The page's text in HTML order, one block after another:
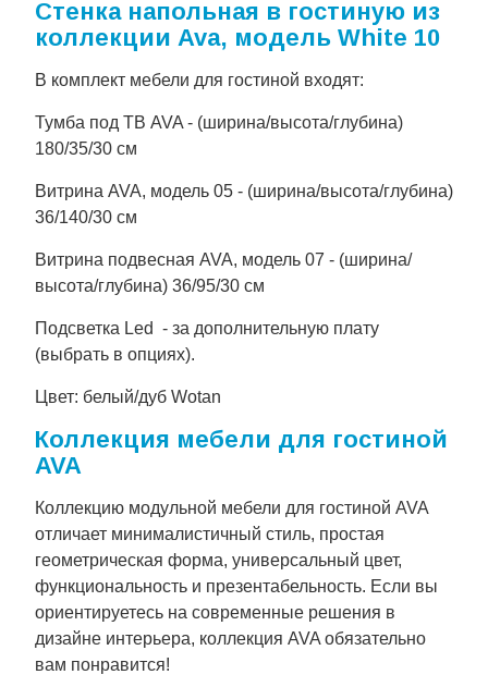
Стенка напольная в гостиную из
коллекции Ava, модель White 10
В комплект мебели для гостиной входят:
Тумба под ТВ AVA - (ширина/высота/глубина)
180/35/30 см
Витрина AVA, модель 05 - (ширина/высота/глубина)
36/140/30 см
Витрина подвесная AVA, модель 07 - (ширина/
высота/глубина) 36/95/30 см
Подсветка Led - за дополнительную плату
(выбрать в опциях).
Цвет: белый/дуб Wotan
Коллекция мебели для гостиной
AVA
Коллекцию модульной мебели для гостиной AVA
отличает минималистичный стиль, простая
геометрическая форма, универсальный цвет,
функциональность и презентабельность. Если вы
ориентируетесь на современные решения в
дизайне интерьера, коллекция AVA обязательно
вам понравится!